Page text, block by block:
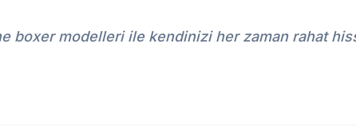
boxer modelleri ile kendinizi her zaman rahat